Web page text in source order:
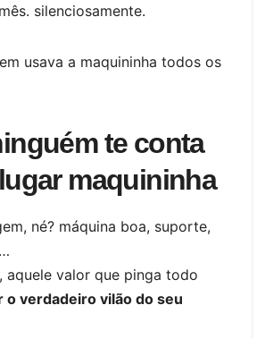
silenciosamente.
usava a maquininha todos os
te conta
maquininha
né? máquina boa, suporte,
aquele valor que pinga todo
o verdadeiro vilão do seu